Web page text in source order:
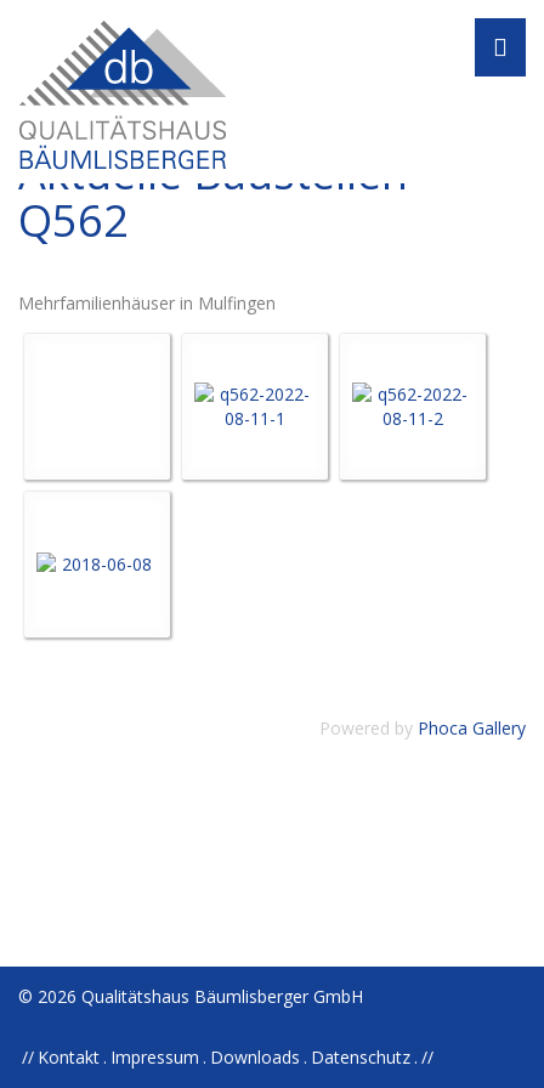
Aktuelle Baustellen -
Q562
Mehrfamilienhäuser in Mulfingen
Powered by Phoca Gallery
© 2026 Qualitätshaus Bäumlisberger GmbH
Kontakt Impressum Downloads Datenschutz //